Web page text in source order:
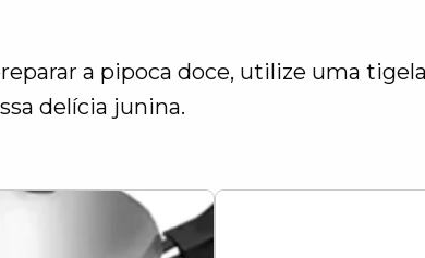
a pipoca doce, utilize uma
delícia junina.